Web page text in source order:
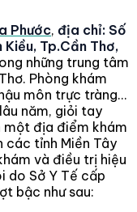
Phước, địa chỉ: Số
Kiều, Tp.Cần Thơ,
những trung tâm
Phòng khám
môn trực tràng...
năm, giỏi tay
một địa điểm khám
các tỉnh Miền Tây
và điều trị hiệu
do Sở Y Tế cấp
bậc như sau: